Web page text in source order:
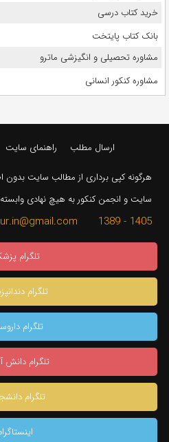
خرید کتاب درسی
بانک کتاب پایتخت
مشاوره تحصیلی و انگیزشی ماترو
مشاوره کنکور انسانی
ارسال مطلب راهنمای سایت
هرگونه کپی برداری از مطالب سایت بدون
سایت و انجمن کنکور به هیچ نهادی
1405 - 1389 konkur.in@gmail.com
تلگرام
تلگرام
تلگرام
تلگرام دانش
تلگرام